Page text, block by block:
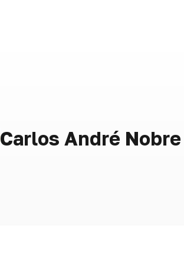
Carlos André